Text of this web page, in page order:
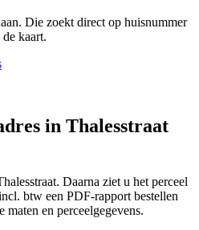
Die zoekt direct op huisnummer
kaart.
in Thalesstraat
Daarna ziet u het perceel
btw een PDF-rapport bestellen
maten en perceelgegevens.